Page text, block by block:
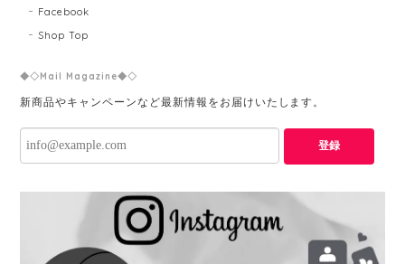
Facebook
Shop Top
◆◇Mail Magazine◆◇
新商品やキャンペーンなど最新情報をお届けいたします。
登録